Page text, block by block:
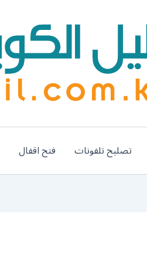
تصليح تلفونات فتح اقفال